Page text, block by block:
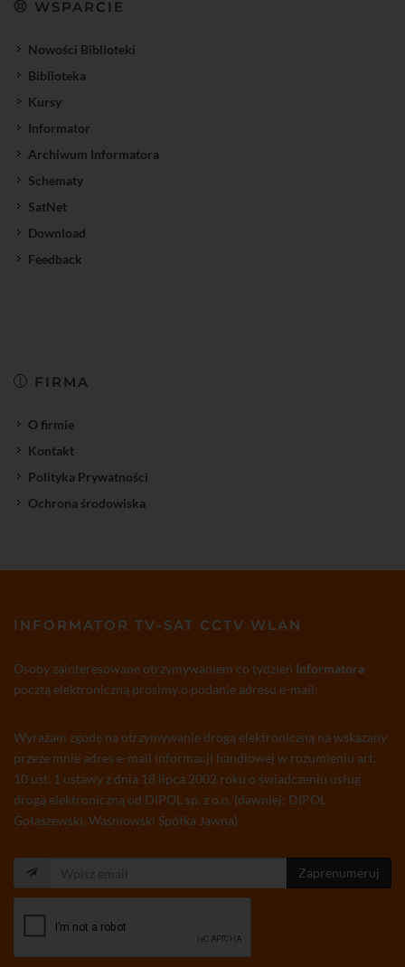
WSPARCIE
Nowości Biblioteki
Biblioteka
Kursy
Informator
Archiwum Informatora
Schematy
SatNet
Download
Feedback
FIRMA
O firmie
Kontakt
Polityka Prywatności
Ochrona środowiska
INFORMATOR TV-SAT CCTV WLAN
Osoby zainteresowane otrzymywaniem co tydzień Informatora
pocztą elektroniczną prosimy o podanie adresu e-mail:
Wyrażam zgodę na otrzymywanie drogą elektroniczną na wskazany
przeze mnie adres e-mail informacji handlowej w rozumieniu art.
10 ust. 1 ustawy z dnia 18 lipca 2002 roku o świadczeniu usług
drogą elektroniczną od DIPOL sp. z o.o. (dawniej: DIPOL
Gołaszewski, Waśniowski Spółka Jawna)
Zaprenumeruj